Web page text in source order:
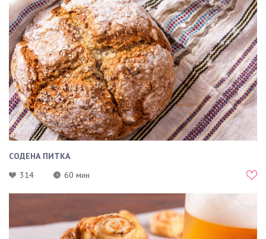
СОДЕНА ПИТКА
314
60 мин